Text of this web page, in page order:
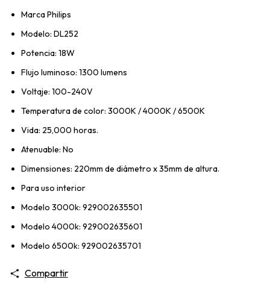
Marca Philips
Modelo: DL252
Potencia: 18W
Flujo luminoso: 1300 lumens
Voltaje: 100-240V
Temperatura de color: 3000K / 4000K / 6500K
Vida: 25,000 horas.
Atenuable: No
Dimensiones: 220mm de diámetro x 35mm de altura.
Para uso interior
Modelo 3000k: 929002635501
Modelo 4000k: 929002635601
Modelo 6500k: 929002635701
Compartir